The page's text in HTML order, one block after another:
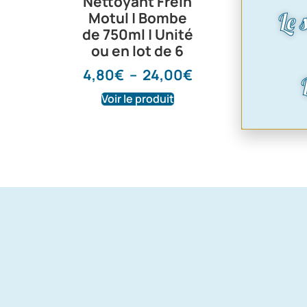
Motul | Bombe
de 750ml | Unité
ou en lot de 6
4,80€ – 24,00€
Voir le produit
motul
8,75
Voir le
Le